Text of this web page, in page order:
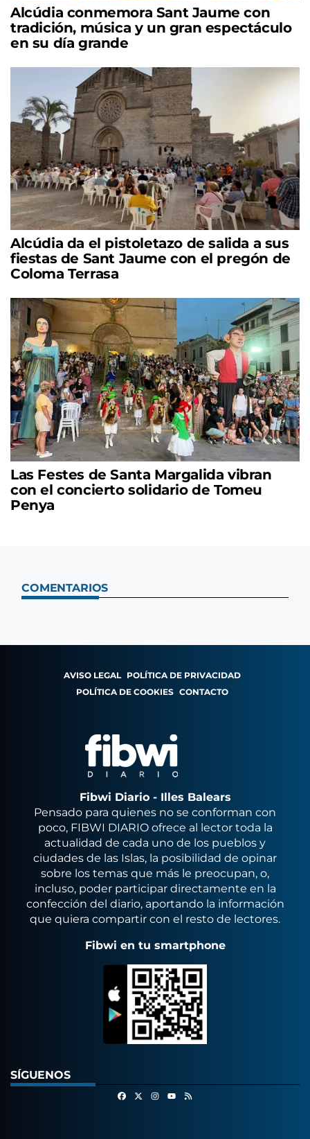
Alcúdia conmemora Sant Jaume con
tradición, música y un gran espectáculo
en su día grande
Alcúdia da el pistoletazo de salida a sus
fiestas de Sant Jaume con el pregón de
Coloma Terrasa
Las Festes de Santa Margalida vibran
con el concierto solidario de Tomeu
Penya
COMENTARIOS
AVISO LEGAL POLÍTICA DE PRIVACIDAD
POLÍTICA DE COOKIES CONTACTO
Fibwi Diario - Illes Balears
Pensado para quienes no se conforman con
poco, FIBWI DIARIO ofrece al lector toda la
actualidad de cada uno de los pueblos y
ciudades de las Islas, la posibilidad de opinar
sobre los temas que más le preocupan, o,
incluso, poder participar directamente en la
confección del diario, aportando la información
que quiera compartir con el resto de lectores.
Fibwi en tu smartphone
SÍGUENOS
FacebookInstagram